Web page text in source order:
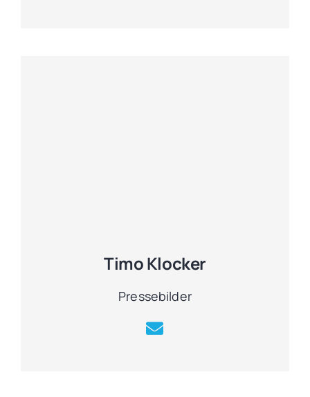
Timo Klocker
Pressebilder